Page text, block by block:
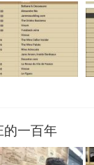
的一百年